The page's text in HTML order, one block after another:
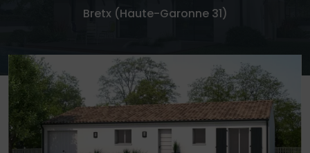
Bretx (Haute-Garonne 31)